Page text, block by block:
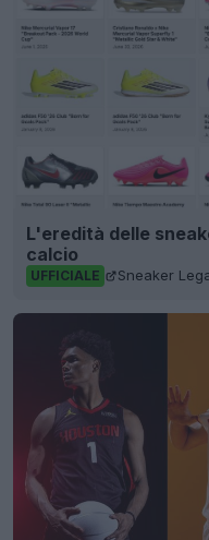
L'eredità delle
calcio
UFFICIALE Sneaker